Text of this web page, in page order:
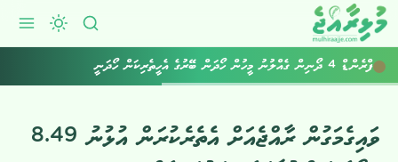
ފްރެންޑް 4 ދޯނިން ގެއްލުނު މީހުން ހޯދަން ބޭރުގެ އެހީތެރިކަން ހޯދަނީ
ވައިގެމަގުން ރާއްޖެއަށް އެތެރެކުރަން އުޅުނު 8.49